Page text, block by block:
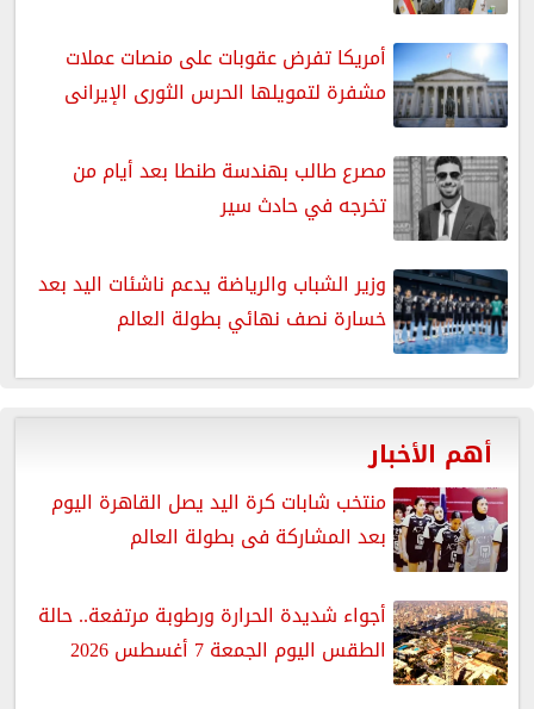
أمريكا تفرض عقوبات على منصات عملات
مشفرة لتمويلها الحرس الثورى الإيرانى
مصرع طالب بهندسة طنطا بعد أيام من
تخرجه في حادث سير
وزير الشباب والرياضة يدعم ناشئات اليد بعد
خسارة نصف نهائي بطولة العالم
أهم الأخبار
منتخب شابات كرة اليد يصل القاهرة اليوم
بعد المشاركة فى بطولة العالم
أجواء شديدة الحرارة ورطوبة مرتفعة.. حالة
الطقس اليوم الجمعة 7 أغسطس 2026